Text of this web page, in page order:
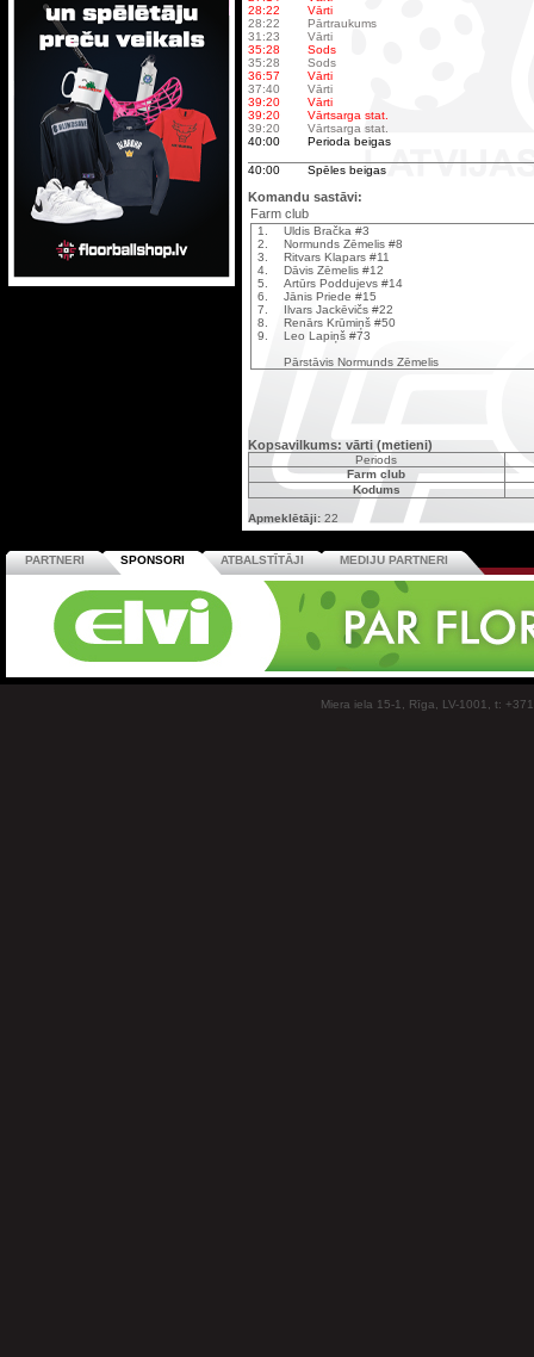
28:22
Vārti
28:22
Pārtraukums
31:23
Vārti
35:28
Sods
35:28
Sods
36:57
Vārti
37:40
Vārti
39:20
Vārti
39:20
Vārtsarga stat.
39:20
Vārtsarga stat.
40:00
Perioda beigas
40:00 Spēles beigas
Komandu sastāvi:
Farm club
1.
Uldis Bračka #3
2.
Normunds Zēmelis #8
3.
Ritvars Klapars #11
4.
Dāvis Zēmelis #12
5.
Artūrs Poddujevs #14
6.
Jānis Priede #15
7.
Ilvars Jackēvičs #22
8.
Renārs Krūmiņš #50
9.
Leo Lapiņš #73
Pārstāvis Normunds Zēmelis
Kopsavilkums: vārti (metieni)
Periods
Farm club
Kodums
Apmeklētāji: 22
PARTNERI SPONSORI ATBALSTĪTĀJI MEDIJU PARTNERI
Miera iela 15-1, Rīga, LV-1001, t: